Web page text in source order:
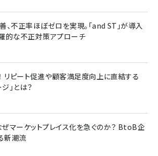
不正率ほぼゼロを実現。「and ST」が導入
的な不正対策アプローチ
リピート促進や顧客満足度向上に直結する
」とは？
マーケットプレイス化を急ぐのか？ BtoB企
新潮流